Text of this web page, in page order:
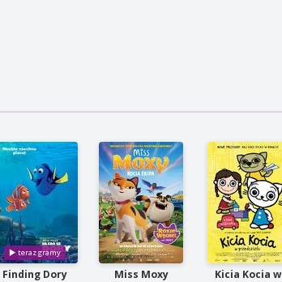
Finding Dory Miss Moxy
Kicia Kocia w